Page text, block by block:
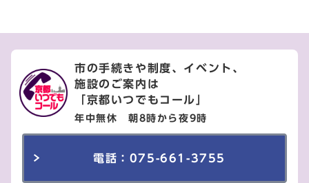
市の手続きや制度、イベント、
施設のご案内は
「京都いつでもコール」
年中無休 朝8時から夜9時
電話：075-661-3755